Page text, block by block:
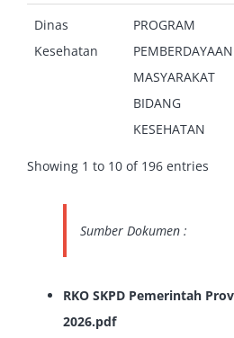
Dinas
Kesehatan
PROGRAM
PEMBERDAYAAN
MASYARAKAT
BIDANG
KESEHATAN
Showing 1 to 10 of 196 entries
Sumber Dokumen :
RKO SKPD Pemerintah
2026.pdf